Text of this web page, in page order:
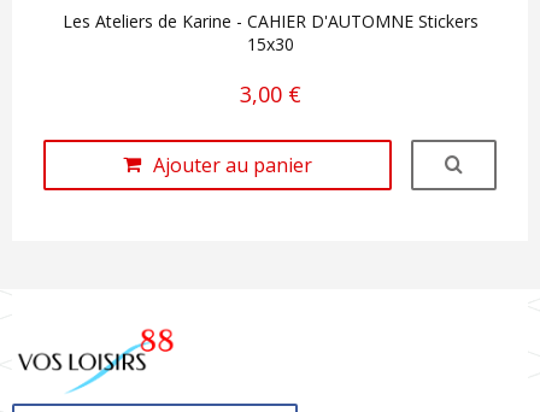
Les Ateliers de Karine - CAHIER D'AUTOMNE Stickers
15x30
3,00 €
Ajouter au panier